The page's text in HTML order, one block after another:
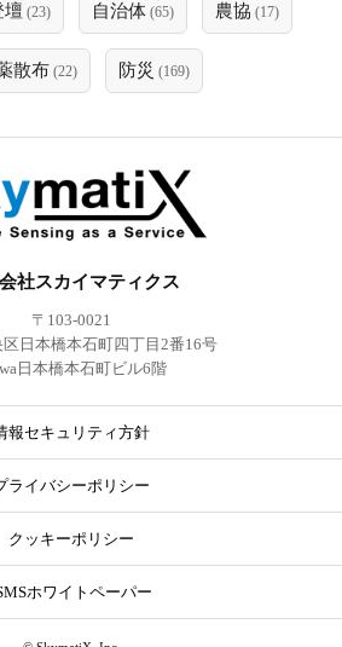
壇 (23) 自治体 (65) 農協 (17)
散布 (22) 防災 (169)
社スカイマティクス
〒103-0021
日本橋本石町四丁目2番16号
日本橋本石町ビル6階
報セキュリティ方針
ライバシーポリシー
クッキーポリシー
ホワイトペーパー